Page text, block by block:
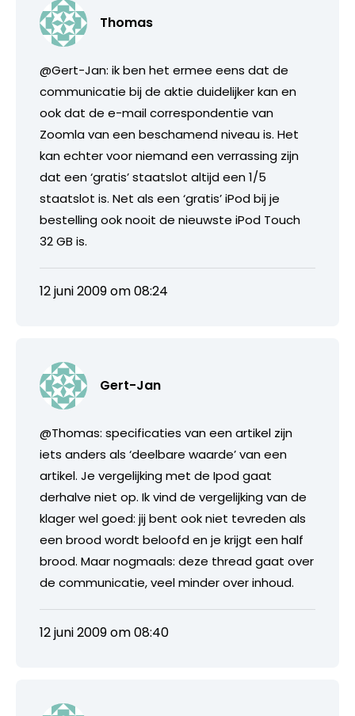
Thomas
@Gert-Jan: ik ben het ermee eens dat de
communicatie bij de aktie duidelijker kan en
ook dat de e-mail correspondentie van
Zoomla van een beschamend niveau is. Het
kan echter voor niemand een verrassing zijn
dat een ‘gratis’ staatslot altijd een 1/5
staatslot is. Net als een ‘gratis’ iPod bij je
bestelling ook nooit de nieuwste iPod Touch
32 GB is.
12 juni 2009 om 08:24
Gert-Jan
@Thomas: specificaties van een artikel zijn
iets anders als ‘deelbare waarde’ van een
artikel. Je vergelijking met de Ipod gaat
derhalve niet op. Ik vind de vergelijking van de
klager wel goed: jij bent ook niet tevreden als
een brood wordt beloofd en je krijgt een half
brood. Maar nogmaals: deze thread gaat over
de communicatie, veel minder over inhoud.
12 juni 2009 om 08:40